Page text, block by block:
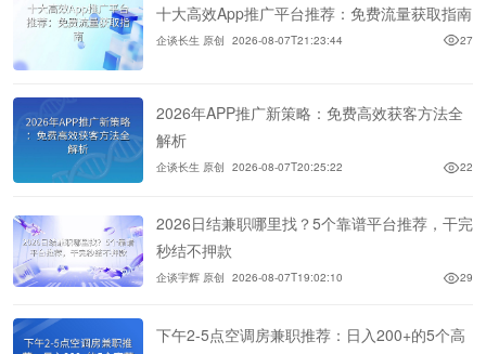
十大高效App推广平台推荐：免费流量获取指南
企谈长生 原创 2026-08-07T21:23:44 27
2026年APP推广新策略：免费高效获客方法全
解析
企谈长生 原创 2026-08-07T20:25:22 22
2026日结兼职哪里找？5个靠谱平台推荐，干完
秒结不押款
企谈宇辉 原创 2026-08-07T19:02:10 29
下午2-5点空调房兼职推荐：日入200+的5个高